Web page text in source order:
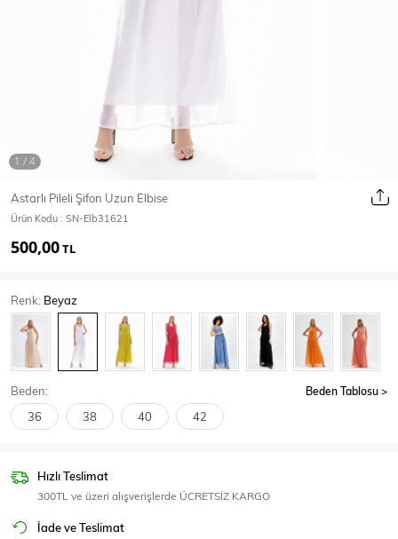
T-Shirt
Body Atlet Crop & Büstiyer
SPOR GİYİM
Eşofman Üstü
Astarlı Pileli Şifon Uzun Elbise
Ürün Kodu : SN-Elb31621
500,00TL
Renk: Beyaz
Beden: Beden Tablosu
36 38 40 42
Hızlı Teslimat
300TL ve üzeri alışverişlerde ÜCRETSİZ KARGO
İade ve Teslimat